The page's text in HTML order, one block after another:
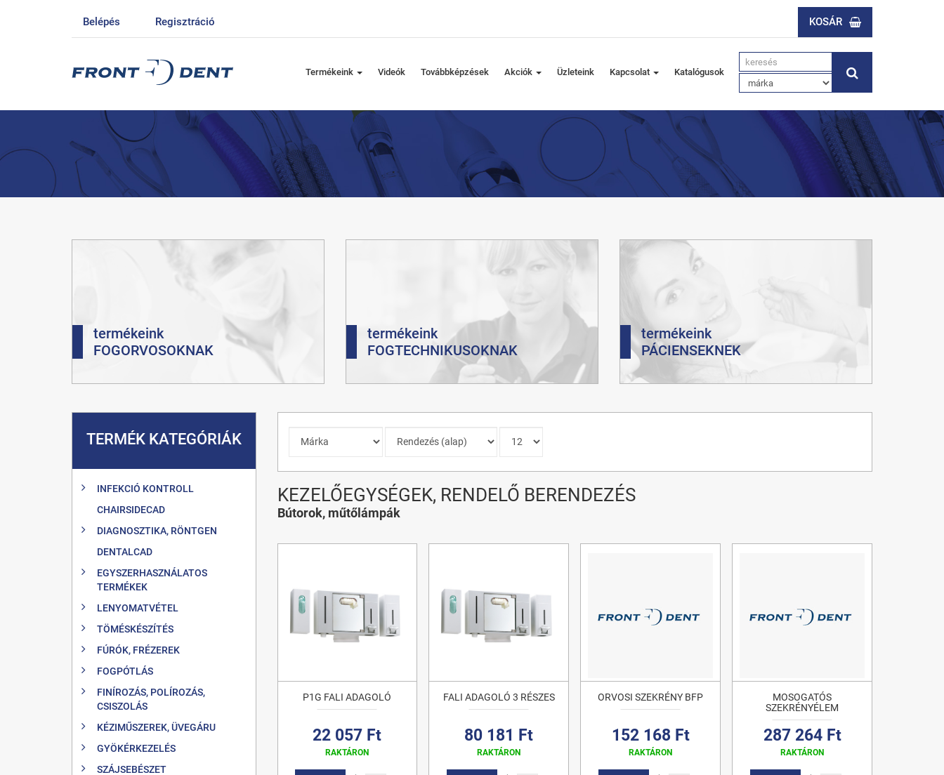
Belépés Regisztráció KOSÁR
Termékeink Videók Továbbképzések Akciók Üzleteink Kapcsolat Katalógusok
termékeink
FOGORVOSOKNAK
termékeink
FOGTECHNIKUSOKNAK
termékeink
PÁCIENSEKNEK
TERMÉK KATEGÓRIÁK
INFEKCIÓ KONTROLL
CHAIRSIDECAD
DIAGNOSZTIKA, RÖNTGEN
DENTALCAD
EGYSZERHASZNÁLATOS
TERMÉKEK
LENYOMATVÉTEL
TÖMÉSKÉSZÍTÉS
FÚRÓK, FRÉZEREK
FOGPÓTLÁS
FINÍROZÁS, POLÍROZÁS,
CSISZOLÁS
KÉZIMŰSZEREK, ÜVEGÁRU
GYÖKÉRKEZELÉS
SZÁJSEBÉSZET
KEZELŐEGYSÉGEK, RENDELŐ BERENDEZÉS
Bútorok, műtőlámpák
P1G FALI ADAGOLÓ
22 057 Ft
RAKTÁRON
FALI ADAGOLÓ 3 RÉSZES
80 181 Ft
RAKTÁRON
ORVOSI SZEKRÉNY BFP
152 168 Ft
RAKTÁRON
MOSOGATÓS
SZEKRÉNYÉLEM
287 264 Ft
RAKTÁRON